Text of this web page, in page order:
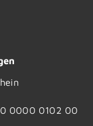
0000 0102 00